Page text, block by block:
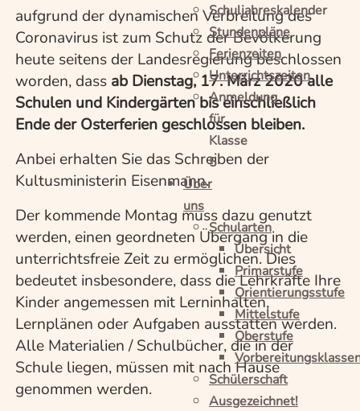
Schuljahreskalender
Stundenpläne
Ferienzeiten
Unterrichtszeiten
Anmeldung
für
Klasse
5
Über
uns
Schularten
Übersicht
Primarstufe
Orientierungsstufe
Mittelstufe
Oberstufe
Schülerschaft
Ausgezeichnet!
aufgrund der dynamischen Verbreitung des
Coronavirus ist zum Schutz der Bevölkerung
heute seitens der Landesregierung beschlossen
worden, dass ab Dienstag, 17. März 2020 alle
Schulen und Kindergärten bis einschließlich
Ende der Osterferien geschlossen bleiben.
Anbei erhalten Sie das Schreiben der
Kultusministerin Eisenmann.
Der kommende Montag muss dazu genutzt
werden, einen geordneten Übergang in die
unterrichtsfreie Zeit zu ermöglichen. Dies
bedeutet insbesondere, dass die Lehrkräfte Ihre
Kinder angemessen mit Lerninhalten,
Lernplänen oder Aufgaben ausstatten werden.
Alle Materialien / Schulbücher, die in der
Schule liegen, müssen mit nach Hause
genommen werden.